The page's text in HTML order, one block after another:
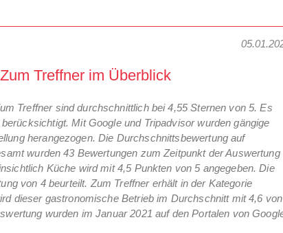
Treffner im Überblick
Treffner sind durchschnittlich bei 4,55 Sternen von 5. Es
Mit Google und Tripadvisor wurden gängige
herangezogen. Die Durchschnittsbewertung auf
wurden 43 Bewertungen zum Zeitpunkt der Auswertung
Küche wird mit 4,5 Punkten von 5 angegeben. Die
von 4 beurteilt. Zum Treffner erhält in der Kategorie
dieser gastronomische Betrieb im Durchschnitt mit 4,6 von
wurden im Januar 2021 auf den Portalen von